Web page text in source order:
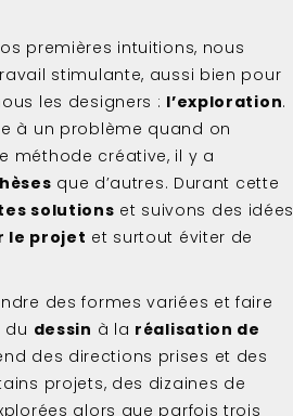
premières intuitions, nous
stimulante, aussi bien pour
les designers : l’exploration.
à un problème quand on
méthode créative, il y a
que d’autres. Durant cette
solutions et suivons des idées
le projet et surtout éviter de
des formes variées et faire
du dessin à la réalisation de
des directions prises et des
projets, des dizaines de
alors que parfois trois